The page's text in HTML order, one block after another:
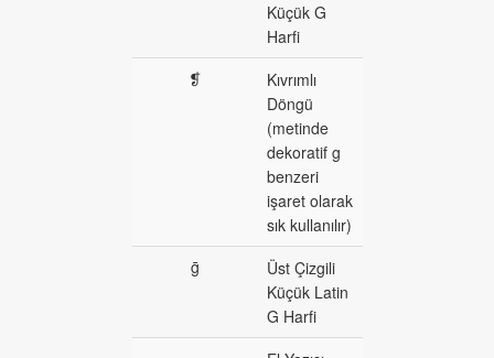
Küçük G
Harfi
❡
Kıvrımlı
Döngü
(metinde
dekoratif g
benzeri
işaret olarak
sık kullanılır)
ḡ
Üst Çizgili
Küçük Latin
G Harfi